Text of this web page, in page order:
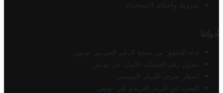
شروط وأحكام الاستخدام
أدواتنا
أداة التحقق من صحة الرقم الضريبي تونس
محول رقم الحساب الآيبان في تونس
أسعار صرف الدينار التونسي
البحث عن الرمز البريدي في تونس